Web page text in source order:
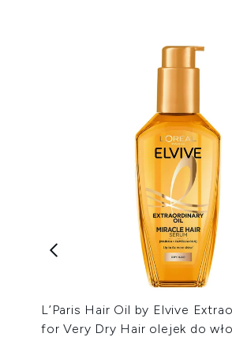
L’Paris Hair Oil by Elvive
for Very Dry Hair olejek do